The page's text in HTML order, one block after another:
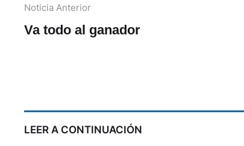
Noticia Anterior
Va todo al ganador
LEER A CONTINUACIÓN